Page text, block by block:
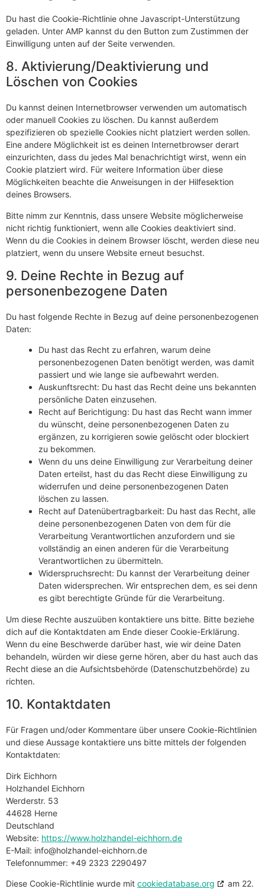
Du hast die Cookie-Richtlinie ohne Javascript-Unterstützung
geladen. Unter AMP kannst du den Button zum Zustimmen der
Einwilligung unten auf der Seite verwenden.
8. Aktivierung/Deaktivierung und
Löschen von Cookies
Du kannst deinen Internetbrowser verwenden um automatisch
oder manuell Cookies zu löschen. Du kannst außerdem
spezifizieren ob spezielle Cookies nicht platziert werden sollen.
Eine andere Möglichkeit ist es deinen Internetbrowser derart
einzurichten, dass du jedes Mal benachrichtigt wirst, wenn ein
Cookie platziert wird. Für weitere Information über diese
Möglichkeiten beachte die Anweisungen in der Hilfesektion
deines Browsers.
Bitte nimm zur Kenntnis, dass unsere Website möglicherweise
nicht richtig funktioniert, wenn alle Cookies deaktiviert sind.
Wenn du die Cookies in deinem Browser löscht, werden diese neu
platziert, wenn du unsere Website erneut besuchst.
9. Deine Rechte in Bezug auf
personenbezogene Daten
Du hast folgende Rechte in Bezug auf deine personenbezogenen
Daten:
Du hast das Recht zu erfahren, warum deine
personenbezogenen Daten benötigt werden, was damit
passiert und wie lange sie aufbewahrt werden.
Auskunftsrecht: Du hast das Recht deine uns bekannten
persönliche Daten einzusehen.
Recht auf Berichtigung: Du hast das Recht wann immer
du wünscht, deine personenbezogenen Daten zu
ergänzen, zu korrigieren sowie gelöscht oder blockiert
zu bekommen.
Wenn du uns deine Einwilligung zur Verarbeitung deiner
Daten erteilst, hast du das Recht diese Einwilligung zu
widerrufen und deine personenbezogenen Daten
löschen zu lassen.
Recht auf Datenübertragbarkeit: Du hast das Recht, alle
deine personenbezogenen Daten von dem für die
Verarbeitung Verantwortlichen anzufordern und sie
vollständig an einen anderen für die Verarbeitung
Verantwortlichen zu übermitteln.
Widerspruchsrecht: Du kannst der Verarbeitung deiner
Daten widersprechen. Wir entsprechen dem, es sei denn
es gibt berechtigte Gründe für die Verarbeitung.
Um diese Rechte auszuüben kontaktiere uns bitte. Bitte beziehe
dich auf die Kontaktdaten am Ende dieser Cookie-Erklärung.
Wenn du eine Beschwerde darüber hast, wie wir deine Daten
behandeln, würden wir diese gerne hören, aber du hast auch das
Recht diese an die Aufsichtsbehörde (Datenschutzbehörde) zu
richten.
10. Kontaktdaten
Für Fragen und/oder Kommentare über unsere Cookie-Richtlinien
und diese Aussage kontaktiere uns bitte mittels der folgenden
Kontaktdaten:
Dirk Eichhorn
Holzhandel Eichhorn
Werderstr. 53
44628 Herne
Deutschland
Website: https://www.holzhandel-eichhorn.de
E-Mail: info@holzhandel-eichhorn.de
Telefonnummer: +49 2323 2290497
Diese Cookie-Richtlinie wurde mit cookiedatabase.org
am 22.